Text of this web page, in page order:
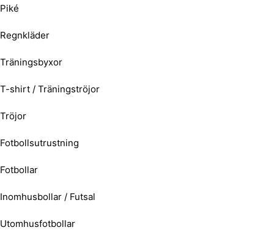
Piké
Regnkläder
Träningsbyxor
T-shirt / Träningströjor
Tröjor
Fotbollsutrustning
Fotbollar
Inomhusbollar / Futsal
Utomhusfotbollar